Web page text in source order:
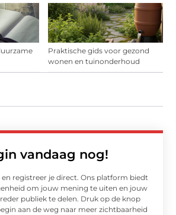
Praktische gids voor gezond
wonen en tuinonderhoud
vandaag nog!
en registreer je direct. Ons platform biedt
om jouw mening te uiten en jouw
publiek te delen. Druk op de knop
aan de weg naar meer zichtbaarheid